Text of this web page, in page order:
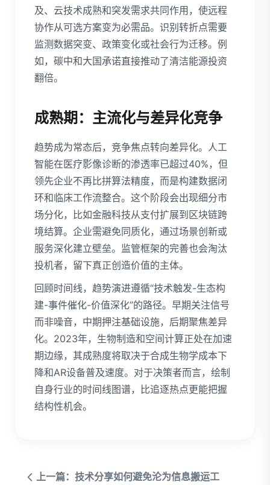
及、云技术成熟和突发需求共同作用，使远程
协作从可选方案变为必需品。识别转折点需要
监测数据突变、政策变化或社会行为迁移。例
如，碳中和大国承诺直接推动了清洁能源投资
翻倍。
成熟期：主流化与差异化竞争
趋势成为常态后，竞争焦点转向差异化。人工
智能在医疗影像诊断的渗透率已超过40%，但
领先企业不再比拼算法精度，而是构建数据闭
环和临床工作流整合。这个阶段会出现细分市
场分化，比如金融科技从支付扩展到区块链跨
境结算。企业需避免同质化，通过场景创新或
服务深化建立壁垒。监管框架的完善也会淘汰
投机者，留下真正创造价值的主体。
回顾时间线，趋势演进遵循“技术触发-生态构
建-事件催化-价值深化”的路径。早期关注信号
而非噪音，中期押注基础设施，后期聚焦差异
化。2023年，生物制造和空间计算正处在加速
期边缘，其成熟度将取决于合成生物学成本下
降和AR设备普及速度。对于决策者而言，绘制
自身行业的时间线图谱，比追逐热点更能把握
结构性机会。
上一篇：技术分享如何避免沦为信息搬运工